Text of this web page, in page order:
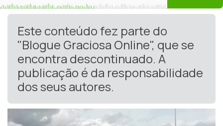
Este conteúdo fez parte do
"Blogue Graciosa Online", que se
encontra descontinuado. A
publicação é da responsabilidade
dos seus autores.